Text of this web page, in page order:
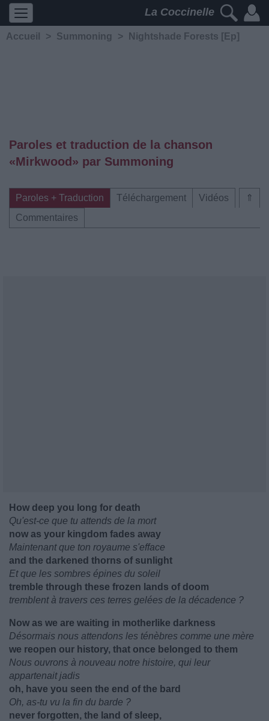
La Coccinelle
Accueil > Summoning > Nightshade Forests [Ep]
Paroles et traduction de la chanson
«Mirkwood» par Summoning
⇑
Paroles + Traduction Téléchargement
Vidéos
Commentaires
How deep you long for death
Qu'est-ce que tu attends de la mort
now as your kingdom fades away
Maintenant que ton royaume s'efface
and the darkened thorns of sunlight
Et que les sombres épines du soleil
tremble through these frozen lands of doom
tremblent à travers ces terres gelées de la décadence ?
Now as we are waiting in motherlike darkness
Désormais nous attendons les ténèbres comme une mère
we reopen our history, that once belonged to them
Nous ouvrons à nouveau notre histoire, qui leur
appartenait jadis
oh, have you seen the end of the bard
Oh, as-tu vu la fin du barde ?
never forgotten, the land of sleep,